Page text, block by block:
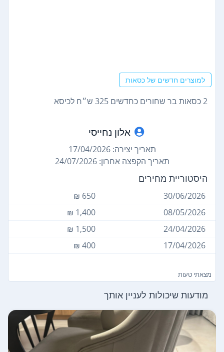
למוצרים חדשים של כסאות
2 כסאות בר שחורים כחדשים 325 ש״ח לכיסא
אלון נחייסי
תאריך יצירה: 17/04/2026
תאריך הקפצה אחרון: 24/07/2026
היסטוריית מחירים
30/06/2026
650 ₪
08/05/2026
1,400 ₪
24/04/2026
1,500 ₪
17/04/2026
400 ₪
מצאתי טעות
מודעות שיכולות לעניין אותך